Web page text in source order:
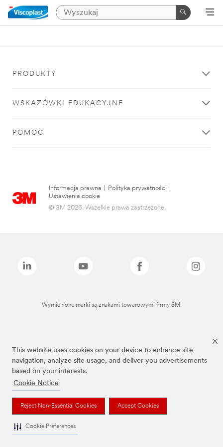
This website uses cookies on your device to enhance site
navigation, analyze site usage, and deliver you advertisements
based on your interests.
Cookie Notice
Reject Non-Essential Cookies Accept Cookies
Cookie Preferences
PRODUKTY
WSKAZÓWKI EDUKACYJNE
POMOC
Informacja prawna Polityka prywatności
Ustawienia cookie
© 3M 2026. Wszelkie prawa zastrzeżone.
Wymienione marki są znakami towarowymi firmy 3M.